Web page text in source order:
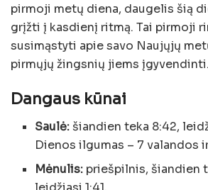
pirmoji metų diena, daugelis šią
grįžti į kasdienį ritmą. Tai pirmoji
susimąstyti apie savo Naujųjų
pirmųjų žingsnių jiems įgyvendinti.
Dangaus kūnai
Saulė: šiandien teka 8:42,
Dienos ilgumas – 7 valandos
Mėnulis: priešpilnis, šiandien